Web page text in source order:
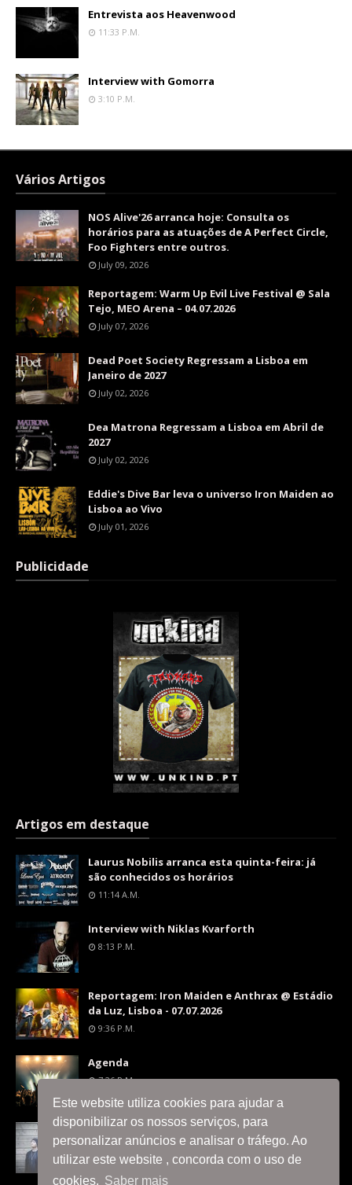
Este website utiliza cookies para ajudar a
disponibilizar os nossos serviços, para
personalizar anúncios e analisar o tráfego. Ao
utilizar este website , concorda com o uso de
cookies. Saber mais
Entrevista aos Heavenwood
11:33 P.m.
Interview with Gomorra
3:10 P.m.
Vários Artigos
NOS Alive'26 arranca hoje: Consulta os
horários para as atuações de A Perfect Circle,
Foo Fighters entre outros.
July 09, 2026
Reportagem: Warm Up Evil Live Festival @ Sala
Tejo, MEO Arena – 04.07.2026
July 07, 2026
Dead Poet Society Regressam a Lisboa em
Janeiro de 2027
July 02, 2026
Dea Matrona Regressam a Lisboa em Abril de
2027
July 02, 2026
Eddie's Dive Bar leva o universo Iron Maiden ao
Lisboa ao Vivo
July 01, 2026
Publicidade
Artigos em destaque
Laurus Nobilis arranca esta quinta-feira: já
são conhecidos os horários
11:14 A.m.
Interview with Niklas Kvarforth
8:13 P.m.
Reportagem: Iron Maiden e Anthrax @ Estádio
da Luz, Lisboa - 07.07.2026
9:36 P.m.
Agenda
7:26 P.m.
Interview with Silent Skies
8:06 P.m.